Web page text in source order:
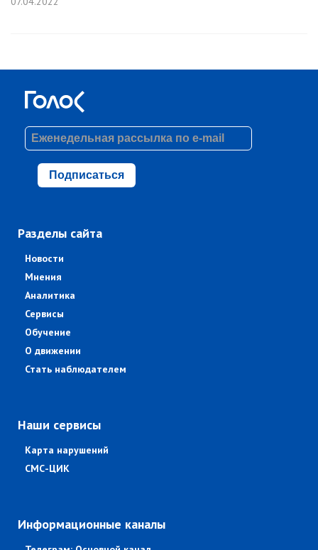
Подписаться
Разделы сайта
Новости
Мнения
Аналитика
Сервисы
Обучение
О движении
Стать наблюдателем
Наши сервисы
Карта нарушений
СМС-ЦИК
Информационные каналы